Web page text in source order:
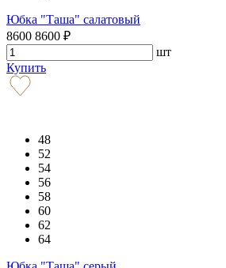
Юбка "Таша" салатовый
8600 8600 ₽
шт
Купить
48
52
54
56
58
60
62
64